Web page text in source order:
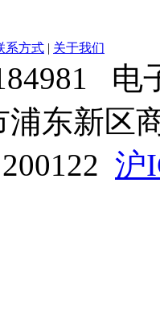
系方式 | 关于我们
电
东新区
沪